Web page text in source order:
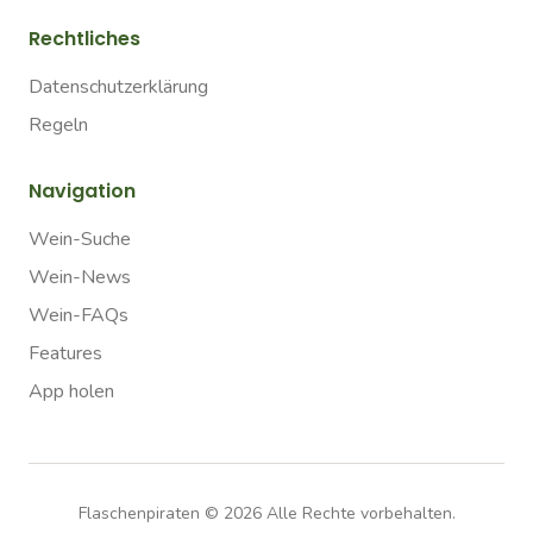
Rechtliches
Datenschutzerklärung
Regeln
Navigation
Wein-Suche
Wein-News
Wein-FAQs
Features
App holen
Flaschenpiraten © 2026Alle Rechte vorbehalten.